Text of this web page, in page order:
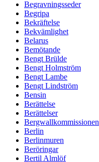
Begravningsseder
Begripa
Bekräftelse
Bekvämlighet
Belarus
Bemötande
Bengt Brülde
Bengt Holmström
Bengt Lambe
Bengt Lindström
Bensin
Berättelse
Berättelser
Bergwallkommissionen
Berlin
Berlinmuren
Beröringar
Bertil Almlöf